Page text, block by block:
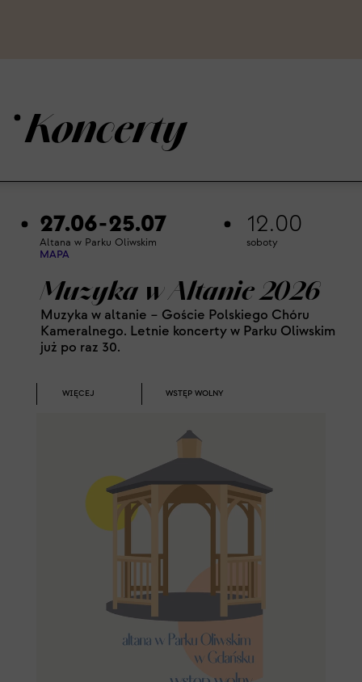
Koncerty
27.06-25.07
Altana w Parku Oliwskim
MAPA
12.00
soboty
Muzyka w Altanie 2026
Muzyka w altanie – Goście Polskiego Chóru
Kameralnego. Letnie koncerty w Parku Oliwskim
już po raz 30.
WIĘCEJ WSTĘP WOLNY